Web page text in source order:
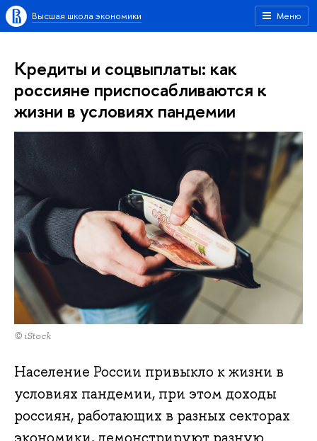
Меню
Высшая школа экономики
Кредиты и соцвыплаты: как
россияне приспосабливаются к
жизни в условиях пандемии
© iStock
Население России привыкло к жизни в
условиях пандемии, при этом доходы
россиян, работающих в разных секторах